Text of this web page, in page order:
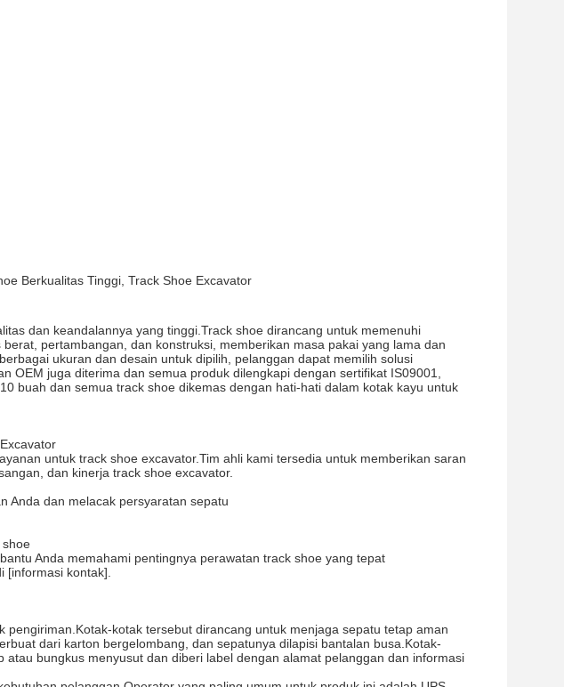
Berkualitas Tinggi, Track Shoe Excavator
dan keandalannya yang tinggi.Track shoe dirancang untuk memenuhi
pertambangan, dan konstruksi, memberikan masa pakai yang lama dan
ukuran dan desain untuk dipilih, pelanggan dapat memilih solusi
OEM juga diterima dan semua produk dilengkapi dengan sertifikat IS09001,
buah dan semua track shoe dikemas dengan hati-hati dalam kotak kayu untuk
untuk track shoe excavator.Tim ahli kami tersedia untuk memberikan saran
dan kinerja track shoe excavator.
Anda dan melacak persyaratan sepatu
Anda memahami pentingnya perawatan track shoe yang tepat
[informasi kontak].
pengiriman.Kotak-kotak tersebut dirancang untuk menjaga sepatu tetap aman
dari karton bergelombang, dan sepatunya dilapisi bantalan busa.Kotak-
bungkus menyusut dan diberi label dengan alamat pelanggan dan informasi